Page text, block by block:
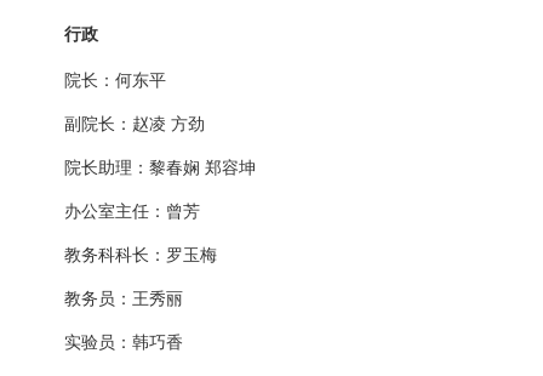
行政
院长：何东平
副院长： 赵凌 方劲
院长助理：黎春娴 郑容坤
办公室主任：曾芳
教务科科长：罗玉梅
教务员：王秀丽
实验员：韩巧香